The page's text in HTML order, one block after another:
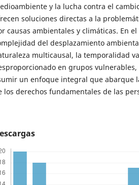
y la lucha contra el
soluciones directas a la
causas ambientales y climáticas. En
del desplazamiento
multicausal, la temporalidad
en grupos
un enfoque integral que abarque
los derechos fundamentales de las